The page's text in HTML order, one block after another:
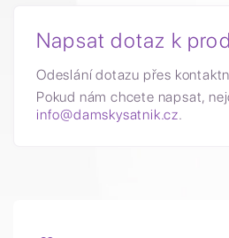
Napsat dotaz k
Odeslání dotazu přes
Pokud nám chcete napsat,
info@damskysatnik.cz.